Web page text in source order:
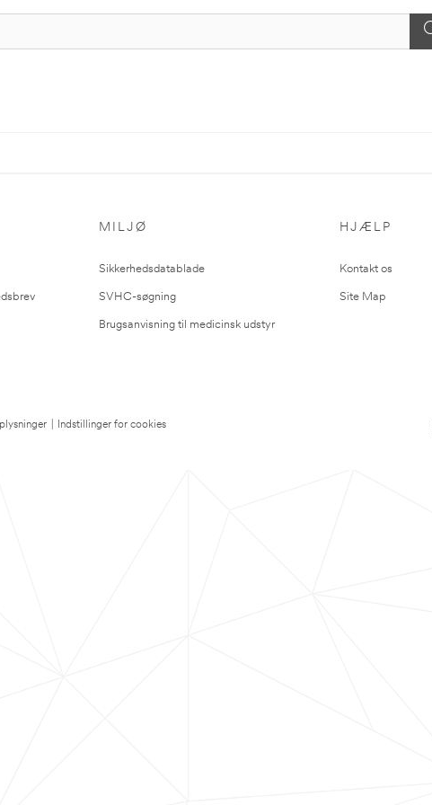
MILJØ
Sikkerhedsdatablade
SVHC-søgning
Brugsanvisning til medicinsk udstyr
HJÆLP
Kontakt os
Site Map
Indstillinger for cookies